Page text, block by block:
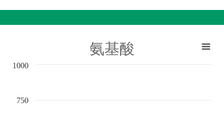
氨基酸
750
1000